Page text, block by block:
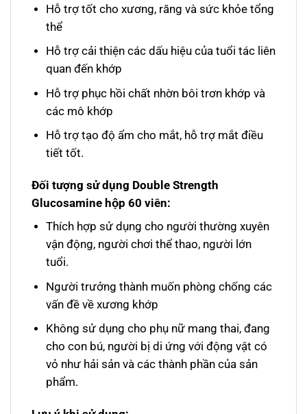
Hỗ trợ tốt cho xương, răng và sức khỏe tổng
thể
Hỗ trợ cải thiện các dấu hiệu của tuổi tác liên
quan đến khớp
Hỗ trợ phục hồi chất nhờn bôi trơn khớp và
các mô khớp
Hỗ trợ tạo độ ẩm cho mắt, hỗ trợ mắt điều
tiết tốt.
Đối tượng sử dụng Double Strength
Glucosamine hộp 60 viên:
Thích hợp sử dụng cho người thường xuyên
vận động, người chơi thể thao, người lớn
tuổi.
Người trưởng thành muốn phòng chống các
vấn đề về xương khớp
Không sử dụng cho phụ nữ mang thai, đang
cho con bú, người bị di ứng với động vật có
vỏ như hải sản và các thành phần của sản
phẩm.